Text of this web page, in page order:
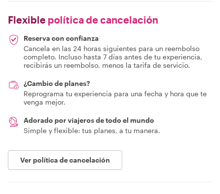
Flexible política de cancelación
Reserva con confianza
Cancela en las 24 horas siguientes para un reembolso
completo. Incluso hasta 7 días antes de tu experiencia,
recibirás un reembolso, menos la tarifa de servicio.
¿Cambio de planes?
Reprograma tu experiencia para una fecha y hora que te
venga mejor.
Adorado por viajeros de todo el mundo
Simple y flexible: tus planes, a tu manera.
Ver política de cancelación